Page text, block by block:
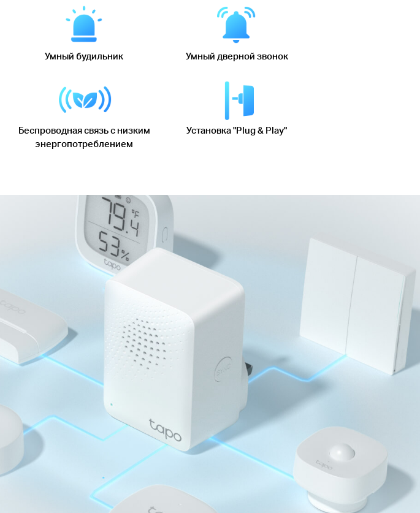
Умный будильник Умный дверной звонок
Беспроводная связь с низким
энергопотреблением
Установка "Plug & Play"